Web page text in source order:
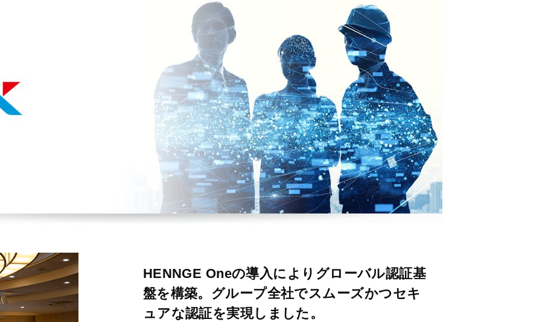
HENNGE Oneの導入によりグローバル認証基
盤を構築。グループ全社でスムーズかつセキ
ュアな認証を実現しました。